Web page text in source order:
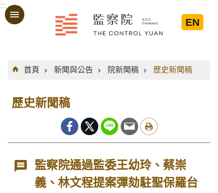
跳到主要內容區塊
:::
EN
:::
首頁
新聞與公告 院新聞稿 歷史新聞稿
歷史新聞稿
監察院通過監委王幼玲、蔡崇
義、林文程提案彈劾駐聖保羅台